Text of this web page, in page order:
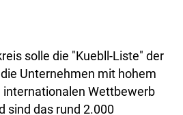
solle die "Kuebll-Liste" der
Unternehmen mit hohem
Wettbewerb
sind das rund 2.000